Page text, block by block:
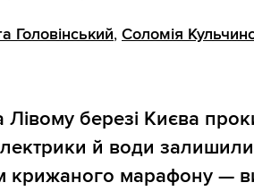
Головінський, Соломія
березі Києва
й води
крижаного марафону —